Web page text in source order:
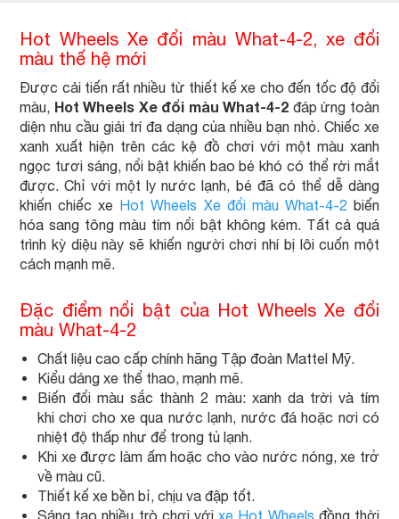
Hot Wheels Xe đổi màu What-4-2, xe đổi
màu thế hệ mới
Được cải tiến rất nhiều từ thiết kế xe cho đến tốc độ đổi
màu, Hot Wheels Xe đổi màu What-4-2 đáp ứng toàn
diện nhu cầu giải trí đa dạng của nhiều bạn nhỏ. Chiếc xe
xanh xuất hiện trên các kệ đồ chơi với một màu xanh
ngọc tươi sáng, nổi bật khiến bao bé khó có thể rời mắt
được. Chỉ với một ly nước lạnh, bé đã có thể dễ dàng
khiến chiếc xe Hot Wheels Xe đổi màu What-4-2 biến
hóa sang tông màu tím nổi bật không kém. Tất cả quá
trình kỳ diệu này sẽ khiến người chơi nhí bị lôi cuốn một
cách mạnh mẽ.
Đặc điểm nổi bật của Hot Wheels Xe đổi
màu What-4-2
Chất liệu cao cấp chính hãng Tập đoàn Mattel Mỹ.
Kiểu dáng xe thể thao, mạnh mẽ.
Biến đổi màu sắc thành 2 màu: xanh da trời và tím
khi chơi cho xe qua nước lạnh, nước đá hoặc nơi có
nhiệt độ thấp như để trong tủ lạnh.
Khi xe được làm ấm hoặc cho vào nước nóng, xe trở
về màu cũ.
Thiết kế xe bền bỉ, chịu va đập tốt.
Sáng tạo nhiều trò chơi vớixe Hot Wheels đồng thời